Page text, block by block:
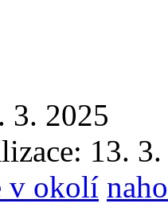
3. 2025
13.
v okolí